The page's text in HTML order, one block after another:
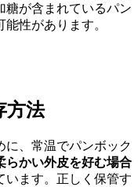
糖が含まれているパン
性があります。
方法
に、常温でパンボック
らかい外皮を好む場合
います。正しく保管す